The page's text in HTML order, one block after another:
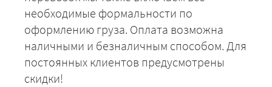
необходимые формальности по
оформлению груза. Оплата возможна
наличными и безналичным способом. Для
постоянных клиентов предусмотрены
скидки!